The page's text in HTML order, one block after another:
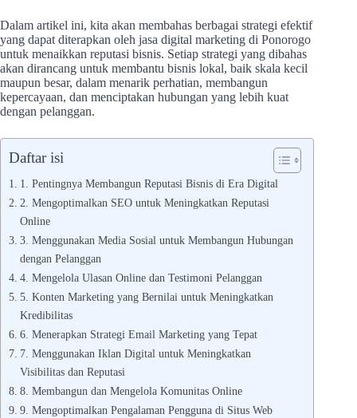
Dalam artikel ini, kita akan membahas berbagai strategi efektif
yang dapat diterapkan oleh jasa digital marketing di Ponorogo
untuk menaikkan reputasi bisnis. Setiap strategi yang dibahas
akan dirancang untuk membantu bisnis lokal, baik skala kecil
maupun besar, dalam menarik perhatian, membangun
kepercayaan, dan menciptakan hubungan yang lebih kuat
dengan pelanggan.
Daftar isi
1. Pentingnya Membangun Reputasi Bisnis di Era Digital
2. Mengoptimalkan SEO untuk Meningkatkan Reputasi
Online
3. Menggunakan Media Sosial untuk Membangun Hubungan
dengan Pelanggan
4. Mengelola Ulasan Online dan Testimoni Pelanggan
5. Konten Marketing yang Bernilai untuk Meningkatkan
Kredibilitas
6. Menerapkan Strategi Email Marketing yang Tepat
7. Menggunakan Iklan Digital untuk Meningkatkan
Visibilitas dan Reputasi
8. Membangun dan Mengelola Komunitas Online
9. Mengoptimalkan Pengalaman Pengguna di Situs Web